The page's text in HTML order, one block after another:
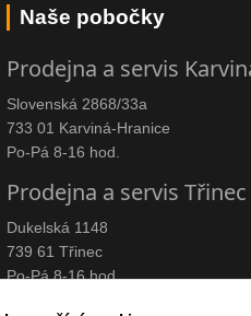
Naše pobočky
Prodejna a servis
Slovenská 2868/33a
733 01 Karviná-Hranice
Po-Pá 8-16 hod.
Prodejna a servis Třinec
Dukelská 1148
739 61 Třinec
Po-Pá 8-16 hod.